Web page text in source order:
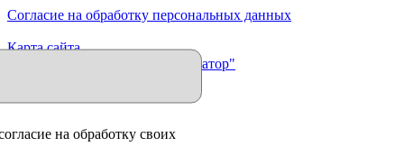
Согласие на обработку персональных данных
Карта сайта
Продвижение сайта "Иллюминатор"
на обработку своих